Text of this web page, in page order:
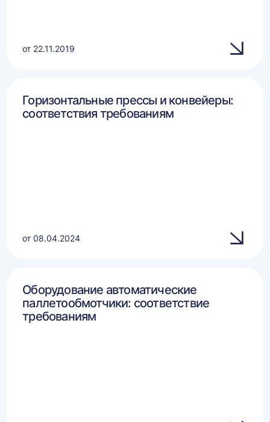
от 22.11.2019
Горизонтальные прессы и конвейеры:
соответствия требованиям
от 08.04.2024
Оборудование автоматические
паллетообмотчики: соответствие
требованиям